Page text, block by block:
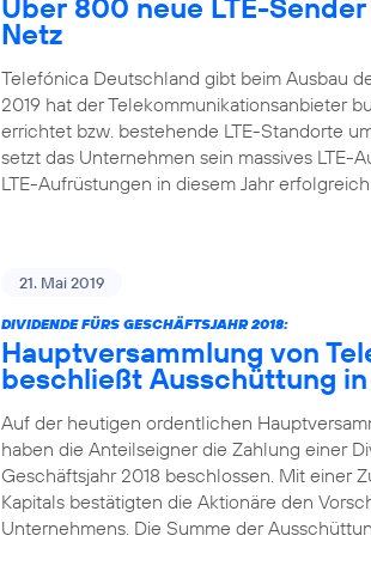
Über 800 neue LTE-
Netz
Telefónica Deutschland gibt beim Ausbau
2019 hat der Telekommunikationsanbieter
errichtet bzw. bestehende LTE-Standorte
setzt das Unternehmen sein massives LTE-
LTE-Aufrüstungen in diesem Jahr
21. Mai 2019
DIVIDENDE FÜRS GESCHÄFTSJAHR 2018:
Hauptversammlung von
beschließt Ausschüttung
Auf der heutigen ordentlichen
haben die Anteilseigner die Zahlung einer
Geschäftsjahr 2018 beschlossen. Mit einer
Kapitals bestätigten die Aktionäre den
Unternehmens. Die Summe der